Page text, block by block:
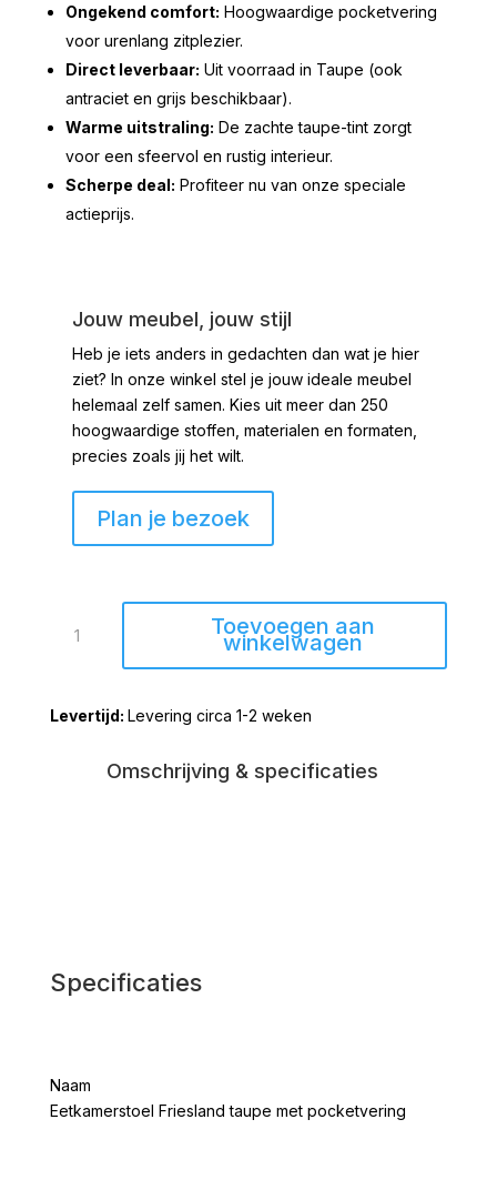
Ongekend comfort: Hoogwaardige pocketvering
voor urenlang zitplezier.
Direct leverbaar: Uit voorraad in Taupe (ook
antraciet en grijs beschikbaar).
Warme uitstraling: De zachte taupe-tint zorgt
voor een sfeervol en rustig interieur.
Scherpe deal: Profiteer nu van onze speciale
actieprijs.
Jouw meubel, jouw stijl
Heb je iets anders in gedachten dan wat je hier
ziet? In onze winkel stel je jouw ideale meubel
helemaal zelf samen. Kies uit meer dan 250
hoogwaardige stoffen, materialen en formaten,
precies zoals jij het wilt.
Plan je bezoek
Friesland
pocketvering
Toevoegen aan
winkelwagen
Levering circa 1-2 weken
Omschrijving & specificaties
Specificaties
Naam
Eetkamerstoel Friesland taupe met pocketvering